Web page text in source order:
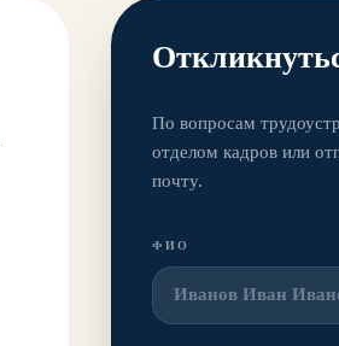
По вопросам
отделом кадров или
почту.
ФИО